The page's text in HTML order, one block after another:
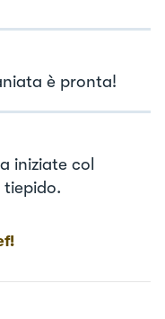
è pronta!
iniziate col